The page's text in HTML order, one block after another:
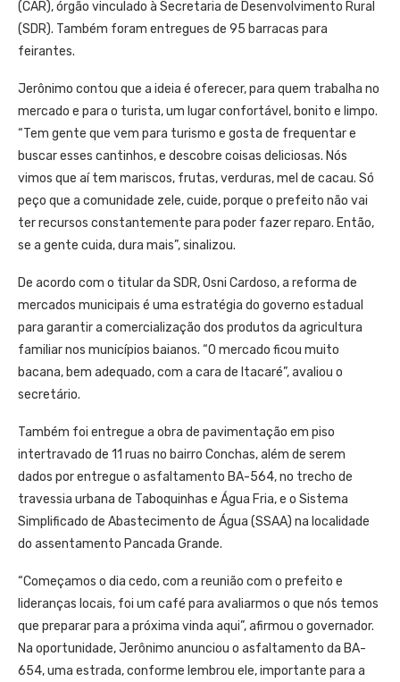
(CAR), órgão vinculado à Secretaria de Desenvolvimento Rural
(SDR). Também foram entregues de 95 barracas para
feirantes.
Jerônimo contou que a ideia é oferecer, para quem trabalha no
mercado e para o turista, um lugar confortável, bonito e limpo.
“Tem gente que vem para turismo e gosta de frequentar e
buscar esses cantinhos, e descobre coisas deliciosas. Nós
vimos que aí tem mariscos, frutas, verduras, mel de cacau. Só
peço que a comunidade zele, cuide, porque o prefeito não vai
ter recursos constantemente para poder fazer reparo. Então,
se a gente cuida, dura mais”, sinalizou.
De acordo com o titular da SDR, Osni Cardoso, a reforma de
mercados municipais é uma estratégia do governo estadual
para garantir a comercialização dos produtos da agricultura
familiar nos municípios baianos. “O mercado ficou muito
bacana, bem adequado, com a cara de Itacaré”, avaliou o
secretário.
Também foi entregue a obra de pavimentação em piso
intertravado de 11 ruas no bairro Conchas, além de serem
dados por entregue o asfaltamento BA-564, no trecho de
travessia urbana de Taboquinhas e Água Fria, e o Sistema
Simplificado de Abastecimento de Água (SSAA) na localidade
do assentamento Pancada Grande.
“Começamos o dia cedo, com a reunião com o prefeito e
lideranças locais, foi um café para avaliarmos o que nós temos
que preparar para a próxima vinda aqui”, afirmou o governador.
Na oportunidade, Jerônimo anunciou o asfaltamento da BA-
654, uma estrada, conforme lembrou ele, importante para a